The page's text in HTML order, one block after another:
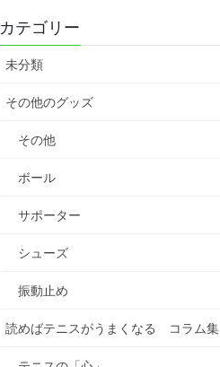
カテゴリー
未分類
その他のグッズ
その他
ボール
サポーター
シューズ
振動止め
読めばテニスがうまくなる コラム集